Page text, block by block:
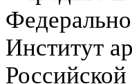
Институт